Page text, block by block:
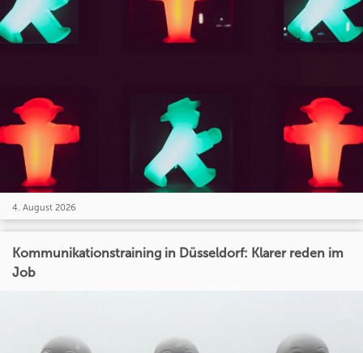
4. August 2026
Kommunikationstraining in Düsseldorf: Klarer reden im
Job